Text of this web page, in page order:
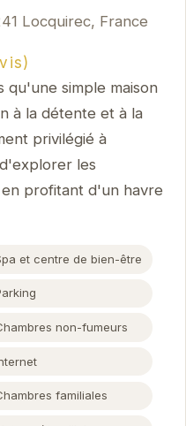
Locquirec, France
qu'une simple maison
à la détente et à la
privilégié à
les
profitant d'un havre
et centre de bien-être
non-fumeurs
familiales